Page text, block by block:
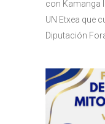
con Kamanga
UN Etxea que
Diputación